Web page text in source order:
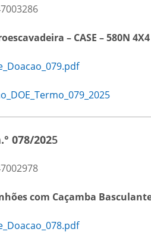
– CASE – 580N 4X4
078/2025
com Caçamba Basculante